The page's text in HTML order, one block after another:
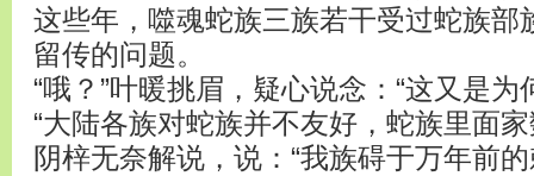
这些年，噬魂蛇族三族若干受过蛇族部
留传的问题。
“哦？”叶暖挑眉，疑心说念：“这又是为
“大陆各族对蛇族并不友好，蛇族里面
阴梓无奈解说，说：“我族碍于万年前